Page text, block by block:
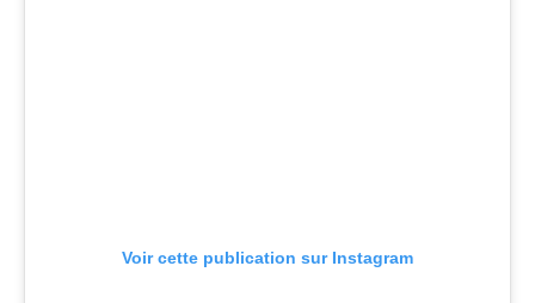
Voir cette publication sur Instagram